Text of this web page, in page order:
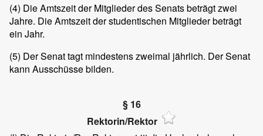
(4) Die Amtszeit der Mitglieder des Senats beträgt zwei
Jahre. Die Amtszeit der studentischen Mitglieder beträgt
ein Jahr.
(5) Der Senat tagt mindestens zweimal jährlich. Der Senat
kann Ausschüsse bilden.
§ 16
Rektorin/Rektor